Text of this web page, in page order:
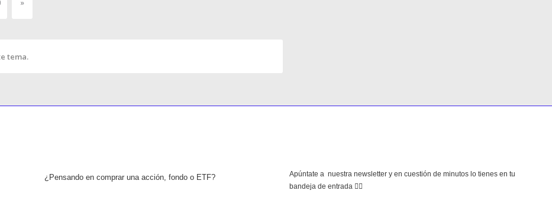
»
tema.
¿Pensando en comprar una acción, fondo o ETF?
Apúntate a nuestra newsletter y en cuestión de minutos lo tienes en tu
bandeja de entrada 👇🏻